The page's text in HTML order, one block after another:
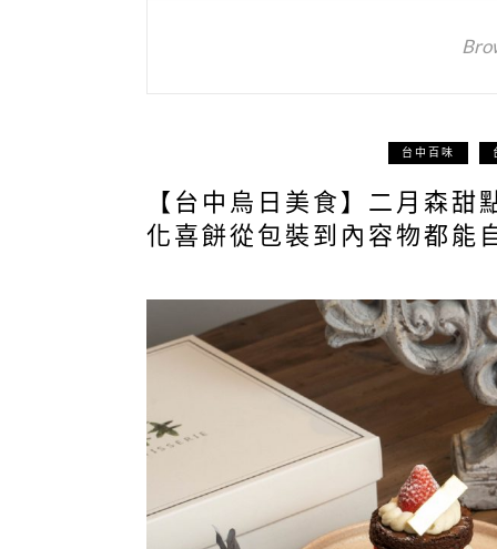
台中百味
【台中烏日美食】二月森
化喜餅從包裝到內容物都能